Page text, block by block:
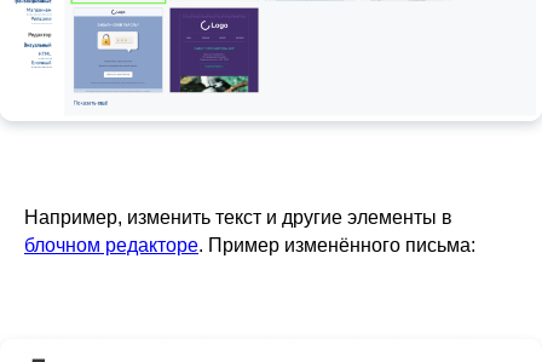
Например, изменить текст и другие элементы в
блочном редакторе. Пример изменённого письма: